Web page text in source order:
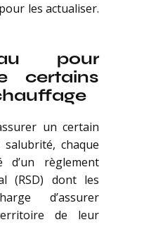
les actualiser.
pour
certains
un certain
salubrité, chaque
d’un règlement
(RSD) dont les
d’assurer
de leur